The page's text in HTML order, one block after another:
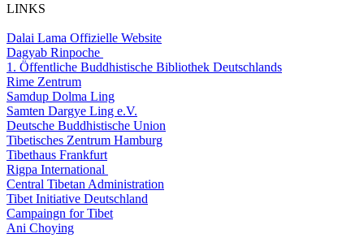
LINKS
Dalai Lama Offizielle Website
Dagyab Rinpoche
1. Öffentliche Buddhistische Bibliothek Deutschlands
Rime Zentrum
Samdup Dolma Ling
Samten Dargye Ling e.V.
Deutsche Buddhistische Union
Tibetisches Zentrum Hamburg
Tibethaus Frankfurt
Rigpa International
Central Tibetan Administration
Tibet Initiative Deutschland
Campaingn for Tibet
Ani Choying